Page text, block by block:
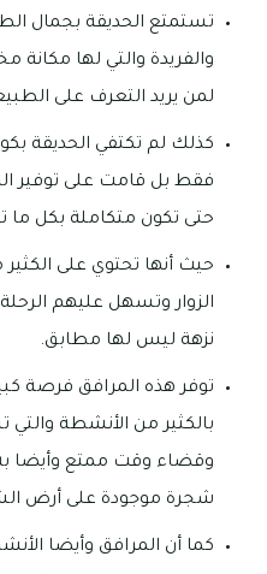
تستمتع الحديقة بجمال
والفريدة والتي لها مكانة
لمن يريد التعرف على
كذلك لم تكتفي الحديقة
فقط بل قامت على توفير
حتى تكون متكاملة بكل ما
حيث أنها تحتوي على
الزوار وتسهل عليهم
نزهة ليس لها مطابق.
توفر هذه المرافق فرصة
بالكثير من الأنشطة
وقضاء وقت ممتع وأيضا
شجرة موجودة على أرض
كما أن المرافق وأيضا